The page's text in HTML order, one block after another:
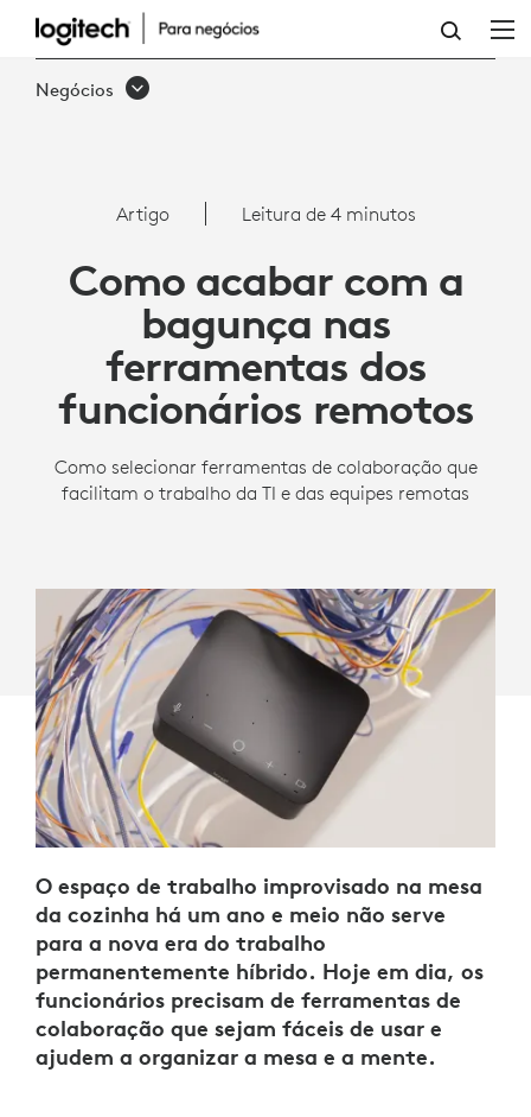
FERRAMENTAS
DE
LOGITECH
PARA
EMPRESAS
Negócios
Artigo Leitura de 4 minutos
Como acabar com a
bagunça nas
ferramentas dos
funcionários remotos
Como selecionar ferramentas de colaboração que
facilitam o trabalho da TI e das equipes remotas
O espaço de trabalho improvisado na mesa
da cozinha há um ano e meio não serve
para a nova era do trabalho
permanentemente híbrido. Hoje em dia, os
funcionários precisam de ferramentas de
colaboração que sejam fáceis de usar e
ajudem a organizar a mesa e a mente.